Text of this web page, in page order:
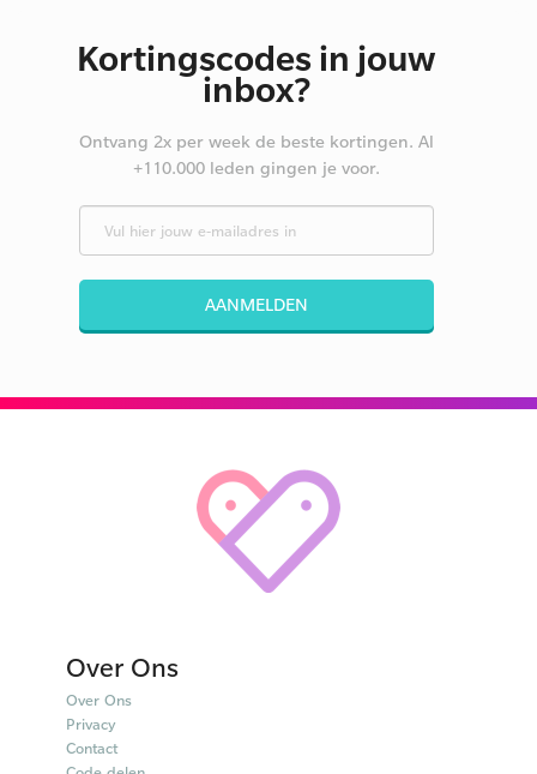
Kortingscodes in jouw
inbox?
Ontvang 2x per week de beste kortingen. Al
+110.000 leden gingen je voor.
AANMELDEN
Over Ons
Over Ons
Privacy
Contact